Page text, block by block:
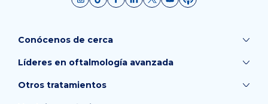
Conócenos de cerca
Líderes en oftalmología avanzada
Otros tratamientos